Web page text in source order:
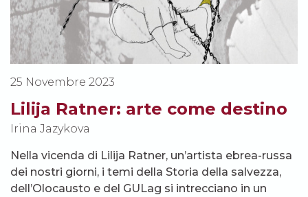
25 Novembre 2023
Lilija Ratner: arte come destino
Irina Jazykova
Nella vicenda di Lilija Ratner, un’artista ebrea-russa
dei nostri giorni, i temi della Storia della salvezza,
dell’Olocausto e del GULag si intrecciano in un